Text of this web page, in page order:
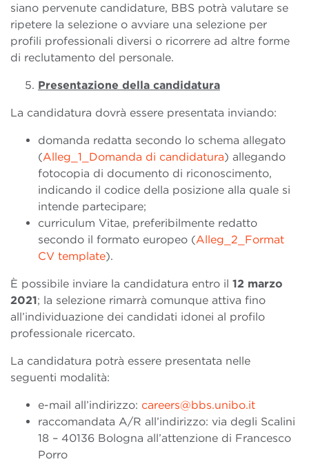
siano pervenute candidature, BBS potrà valutare se
ripetere la selezione o avviare una selezione per
profili professionali diversi o ricorrere ad altre forme
di reclutamento del personale.
Presentazione della candidatura
La candidatura dovrà essere presentata inviando:
domanda redatta secondo lo schema allegato
(Alleg_1_Domanda di candidatura) allegando
fotocopia di documento di riconoscimento,
indicando il codice della posizione alla quale si
intende partecipare;
curriculum Vitae, preferibilmente redatto
secondo il formato europeo (Alleg_2_Format
CV template).
È possibile inviare la candidatura entro il 12 marzo
2021; la selezione rimarrà comunque attiva fino
all’individuazione dei candidati idonei al profilo
professionale ricercato.
La candidatura potrà essere presentata nelle
seguenti modalità:
e-mail all’indirizzo: careers@bbs.unibo.it
raccomandata A/R all’indirizzo: via degli Scalini
18 – 40136 Bologna all’attenzione di Francesco
Porro